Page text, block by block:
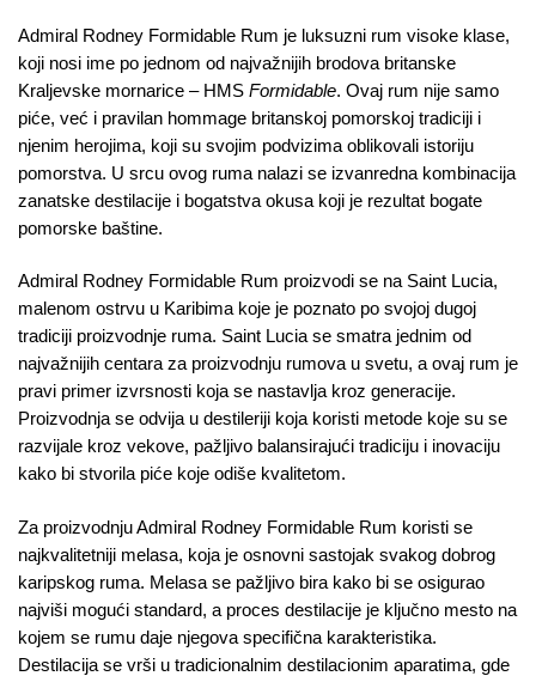
Admiral Rodney Formidable Rum je luksuzni rum visoke klase,
koji nosi ime po jednom od najvažnijih brodova britanske
Kraljevske mornarice – HMS Formidable. Ovaj rum nije samo
piće, već i pravilan hommage britanskoj pomorskoj tradiciji i
njenim herojima, koji su svojim podvizima oblikovali istoriju
pomorstva. U srcu ovog ruma nalazi se izvanredna kombinacija
zanatske destilacije i bogatstva okusa koji je rezultat bogate
pomorske baštine.
Admiral Rodney Formidable Rum proizvodi se na Saint Lucia,
malenom ostrvu u Karibima koje je poznato po svojoj dugoj
tradiciji proizvodnje ruma. Saint Lucia se smatra jednim od
najvažnijih centara za proizvodnju rumova u svetu, a ovaj rum je
pravi primer izvrsnosti koja se nastavlja kroz generacije.
Proizvodnja se odvija u destileriji koja koristi metode koje su se
razvijale kroz vekove, pažljivo balansirajući tradiciju i inovaciju
kako bi stvorila piće koje odiše kvalitetom.
Za proizvodnju Admiral Rodney Formidable Rum koristi se
najkvalitetniji melasa, koja je osnovni sastojak svakog dobrog
karipskog ruma. Melasa se pažljivo bira kako bi se osigurao
najviši mogući standard, a proces destilacije je ključno mesto na
kojem se rumu daje njegova specifična karakteristika.
Destilacija se vrši u tradicionalnim destilacionim aparatima, gde